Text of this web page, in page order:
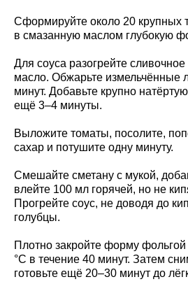
Сформируйте около 20 крупных
в смазанную маслом глубокую
Для соуса разогрейте сливочное
масло. Обжарьте измельчённые
минут. Добавьте крупно
ещё 3–4 минуты.
Выложите томаты, посолите,
сахар и потушите одну минуту.
Смешайте сметану с мукой,
влейте 100 мл горячей, но не
Прогрейте соус, не доводя до
голубцы.
Плотно закройте форму фольгой
°C в течение 40 минут. Затем
готовьте ещё 20–30 минут до